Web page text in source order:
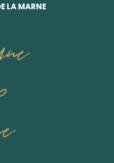
LA MARNE